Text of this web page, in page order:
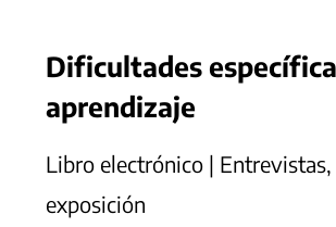
Dificultades
aprendizaje
Libro electrónico |
exposición